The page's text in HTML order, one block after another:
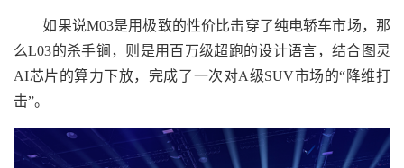
如果说M03是用极致的性价比击穿了纯电轿车市场，那
么L03的杀手锏，则是用百万级超跑的设计语言，结合图灵
AI芯片的算力下放，完成了一次对A级SUV市场的“降维打
击”。